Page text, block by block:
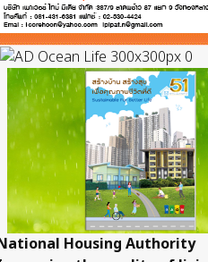
Housing Authority